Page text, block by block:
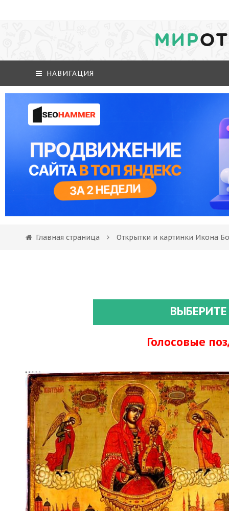
МИР
НАВИГАЦИЯ
Главная страница Открытки и картинки Икона
Голосовые